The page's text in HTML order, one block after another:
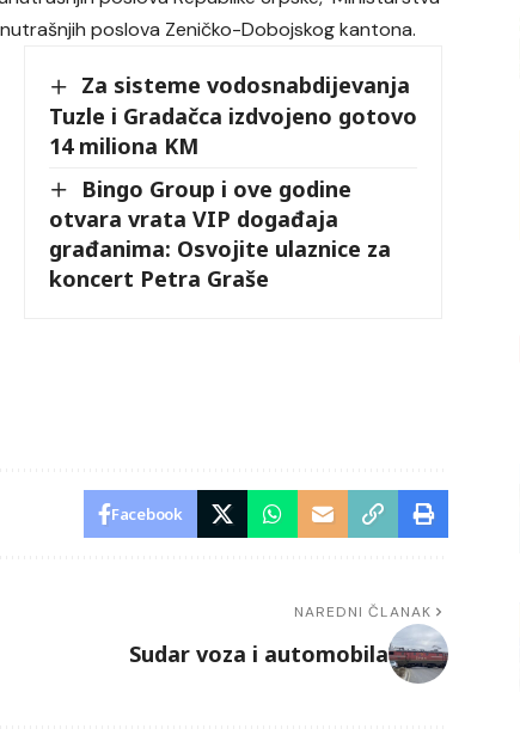
poslova Zeničko-Dobojskog kantona.
Za sisteme vodosnabdijevanja
Tuzle i Gradačca izdvojeno gotovo
14 miliona KM
Bingo Group i ove godine
otvara vrata VIP događaja
građanima: Osvojite ulaznice za
koncert Petra Graše
Facebook
NAREDNI ČLANAK
Sudar voza i automobila